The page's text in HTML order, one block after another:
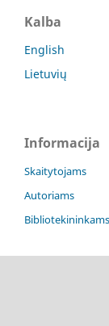
Kalba
English
Lietuvių
Informacija
Skaitytojams
Autoriams
Bibliotekininkams